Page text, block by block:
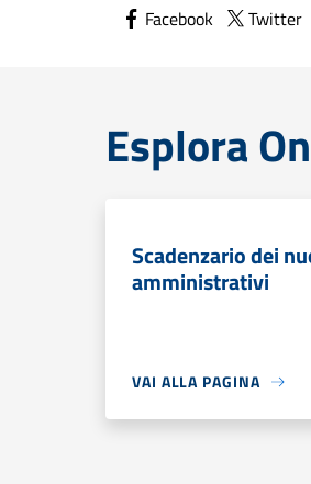
Facebook Twitter
Esplora
Scadenzario dei
amministrativi
VAI ALLA PAGINA